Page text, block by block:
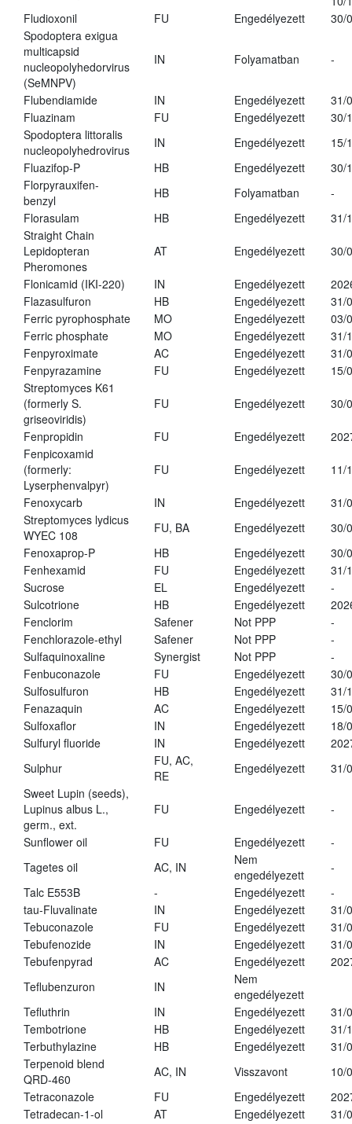
Fludioxonil
FU Engedélyezett
30/
Spodoptera exigua
multicapsid
nucleopolyhedorvirus
(SeMNPV)
IN Folyamatban -
Flubendiamide IN Engedélyezett
31/
Fluazinam
FU Engedélyezett
30/
Spodoptera littoralis
nucleopolyhedrovirus
IN Engedélyezett
15/
Fluazifop-P
HB Engedélyezett
30/
Florpyrauxifen-
benzyl
HB Folyamatban
-
Florasulam
HB Engedélyezett
31/
Straight Chain
Lepidopteran
Pheromones
AT Engedélyezett 30/
Flonicamid (IKI-220) IN Engedélyezett
Flazasulfuron
HB Engedélyezett
31/
Ferric pyrophosphate
MO Engedélyezett
03/
Ferric phosphate
MO Engedélyezett
31/
Fenpyroximate
AC Engedélyezett
31/
Fenpyrazamine
FU Engedélyezett
15/
Streptomyces K61
(formerly S.
griseoviridis)
FU Engedélyezett 30/
Fenpropidin FU Engedélyezett
Fenpicoxamid
(formerly:
Lyserphenvalpyr)
FU Engedélyezett 11/
Fenoxycarb IN Engedélyezett
31/
Streptomyces lydicus
WYEC 108
FU, BA Engedélyezett
30/
Fenoxaprop-P
HB Engedélyezett
30/
Fenhexamid
FU Engedélyezett
31/
Sucrose
EL Engedélyezett
-
Sulcotrione
HB Engedélyezett
Fenclorim
Safener Not PPP
-
Fenchlorazole-ethyl
Safener Not PPP
-
Sulfaquinoxaline
Synergist Not PPP
-
Fenbuconazole
FU Engedélyezett
30/
Sulfosulfuron
HB Engedélyezett
31/
Fenazaquin
AC Engedélyezett
15/
Sulfoxaflor
IN Engedélyezett
18/
Sulfuryl fluoride
IN Engedélyezett
Sulphur
FU, AC,
RE
Engedélyezett
31/
Sweet Lupin (seeds),
Lupinus albus L.,
germ., ext.
FU Engedélyezett -
Sunflower oil FU Engedélyezett
-
Tagetes oil
AC, IN
Nem
engedélyezett
-
Talc E553B
- Engedélyezett
-
tau-Fluvalinate
IN Engedélyezett
31/
Tebuconazole
FU Engedélyezett
31/
Tebufenozide
IN Engedélyezett
31/
Tebufenpyrad
AC Engedélyezett
Teflubenzuron
IN
Nem
engedélyezett
Tefluthrin
IN Engedélyezett
31/
Tembotrione
HB Engedélyezett
31/
Terbuthylazine
HB Engedélyezett
31/
Terpenoid blend
QRD-460
AC, IN Visszavont
10/
Tetraconazole
FU Engedélyezett
Tetradecan-1-ol
AT Engedélyezett
31/